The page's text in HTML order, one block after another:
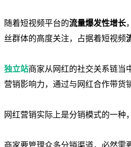
随着短视频平台的流量爆发性增长
丝群体的高度关注，占据着短视频
独立站商家从网红的社交关系链当
营销影响力，通过与网红合作带货
网红营销实际上是分销模式的一种
商家要管理众多分销渠道，必然需